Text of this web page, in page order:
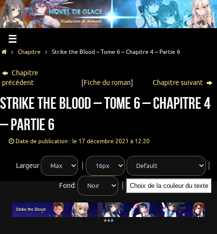
Chapitre Strike the Blood – Tome 6 – Chapitre 4 – Partie 6
Chapitre
précédent
[Fiche du roman] Chapitre suivant
Strike the Blood – Tome 6 – Chapitre 4
– Partie 6
Date de publication : le 17 décembre 2021 à 12:20
Largeur
Fond: Choix de la couleur du texte
***